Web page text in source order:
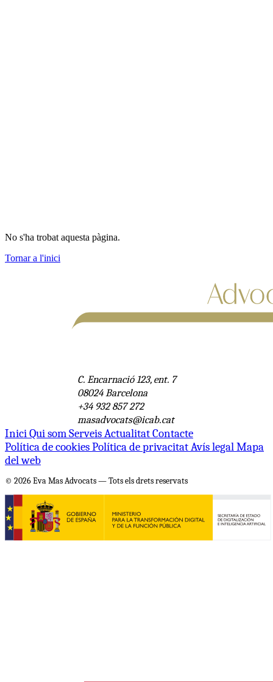
No s'ha trobat aquesta pàgina.
Tornar a l'inici
C. Encarnació 123, ent. 7
08024 Barcelona
+34 932 857 272
masadvocats@icab.cat
IniciQui somServeisActualitatContacte
Política de cookiesPolítica de privacitatAvís legalMapa
del web
© 2026 Eva Mas Advocats — Tots els drets reservats